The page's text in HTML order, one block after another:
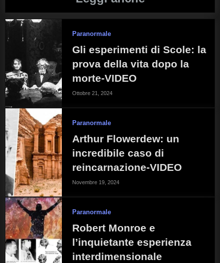
Paranormale
Gli esperimenti di Scole: la
prova della vita dopo la
morte-VIDEO
Ottobre 21, 2024
Paranormale
Arthur Flowerdew: un
incredibile caso di
reincarnazione-VIDEO
Novembre 19, 2024
Paranormale
Robert Monroe e
l’inquietante esperienza
interdimensionale